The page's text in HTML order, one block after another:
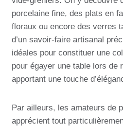
porcelaine fine, des plats en
floraux ou encore des verres
d’un savoir-faire artisanal
idéales pour constituer une
pour égayer une table lors de
apportant une touche
Par ailleurs, les amateurs de
apprécient tout